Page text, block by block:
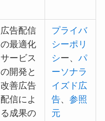
広告配信
の最適化
サービス
の開発と
改善広告
配信によ
る成果の
プライバ
シーポリ
シー、パ
ーソナラ
イズド広
告、参照
元